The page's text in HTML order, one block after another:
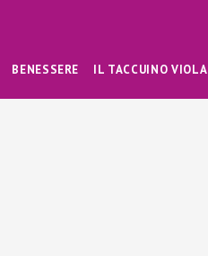
BENESSERE IL TACCUINO VIOLA